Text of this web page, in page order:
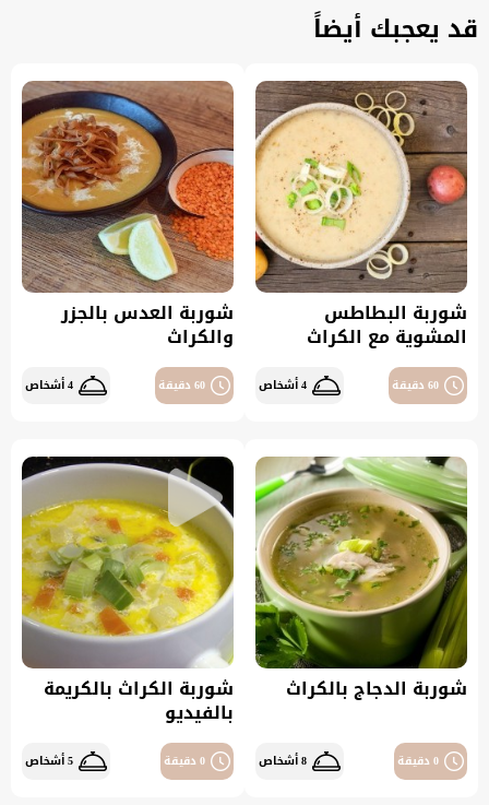
قد يعجبك أيضاً
شوربة البطاطس
المشوية مع الكراث
60 دقيقة 4 أشخاص
شوربة العدس بالجزر
والكراث
60 دقيقة 4 أشخاص
شوربة الدجاج بالكراث
0 دقيقة 8 أشخاص
شوربة الكراث بالكريمة
بالفيديو
0 دقيقة 5 أشخاص